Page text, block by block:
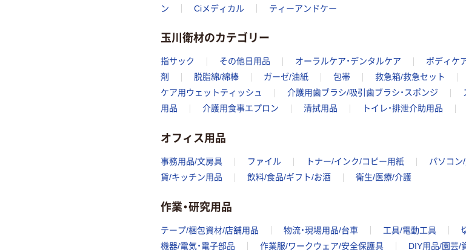
ン
Ciメディカル ティーアンドケー
玉川衛材のカテゴリー
指サック その他日用品 オーラルケア・デンタルケア ボディケ
剤
脱脂綿/綿棒 ガーゼ/油紙 包帯 救急箱/救急セット
ケア用ウェットティッシュ
介護用歯ブラシ/吸引歯ブラシ・スポンジ
用品
介護用食事エプロン 清拭用品 トイレ・排泄介助用品
オフィス用品
事務用品/文房具 ファイル トナー/インク/コピー用紙 パソコン
貨/キッチン用品
飲料/食品/ギフト/お酒 衛生/医療/介護
作業・研究用品
テープ/梱包資材/店舗用品 物流・現場用品/台車 工具/電動工具
機器/電気・電子部品
作業服/ワークウェア/安全保護具 DIY用品/園芸/